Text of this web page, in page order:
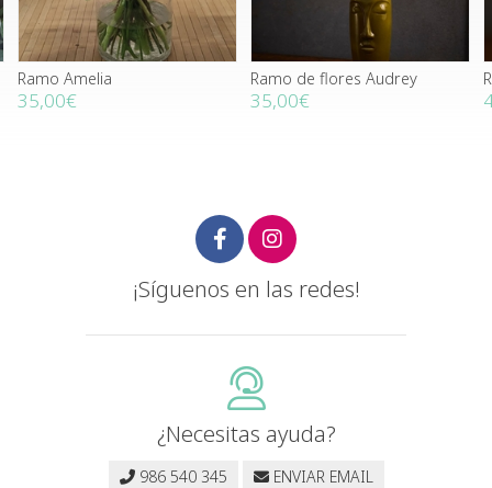
Ramo Amelia
35,00€
Ramo de flores Audrey
35,00€
¡Síguenos en las redes!
¿Necesitas ayuda?
986 540 345 ENVIAR EMAIL